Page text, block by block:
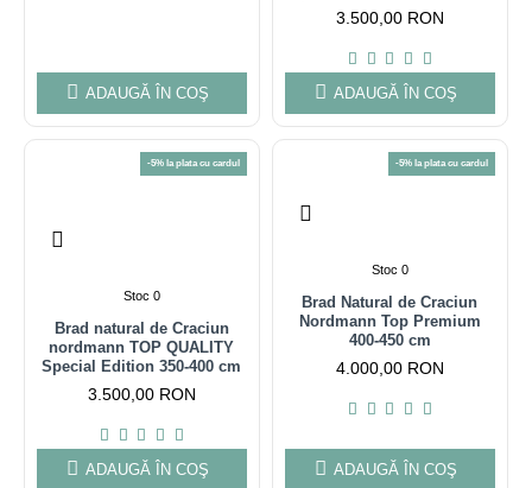
ADAUGĂ ÎN COŞ
3.500,00 RON
ADAUGĂ ÎN COŞ
-5% la plata cu cardul
Stoc 0
Brad natural de Craciun
nordmann TOP QUALITY
Special Edition 350-400 cm
3.500,00 RON
ADAUGĂ ÎN COŞ
-5% la plata cu cardul
Stoc 0
Brad Natural de Craciun
Nordmann Top Premium
400-450 cm
4.000,00 RON
ADAUGĂ ÎN COŞ